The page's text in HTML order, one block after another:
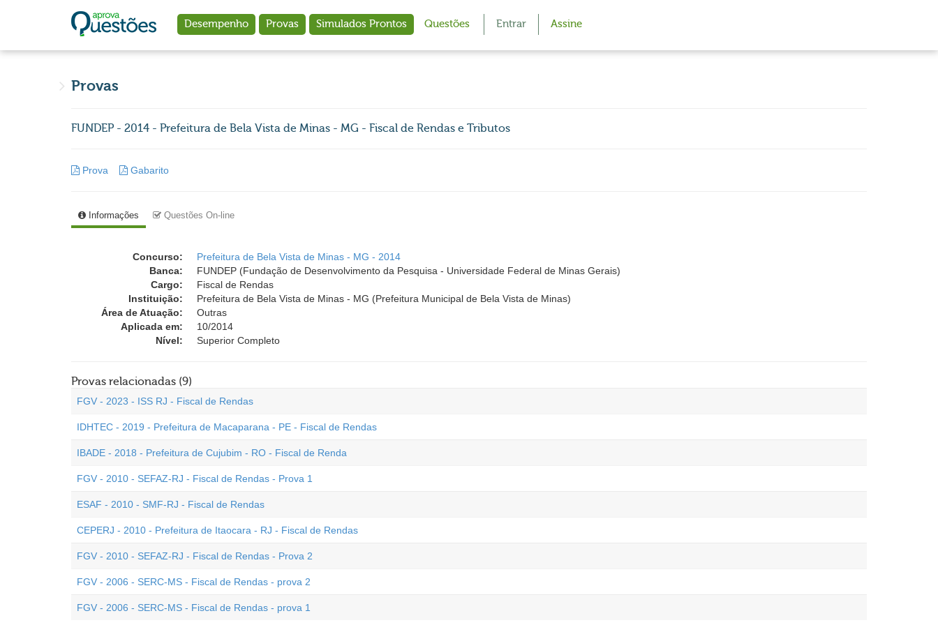
Desempenho Provas Simulados Prontos Questões Entrar Assine
Provas
FUNDEP - 2014 - Prefeitura de Bela Vista de Minas - MG - Fiscal de Rendas e Tributos
Prova Gabarito
Informações Questões On-line
Concurso:
Prefeitura de Bela Vista de Minas - MG - 2014
Banca:
FUNDEP (Fundação de Desenvolvimento da Pesquisa - Universidade Federal de Minas Gerais)
Cargo:
Fiscal de Rendas
Instituição:
Prefeitura de Bela Vista de Minas - MG (Prefeitura Municipal de Bela Vista de Minas)
Área de Atuação:
Outras
Aplicada em:
10/2014
Nível:
Superior Completo
Provas relacionadas (9)
FGV - 2023 - ISS RJ - Fiscal de Rendas
IDHTEC - 2019 - Prefeitura de Macaparana - PE - Fiscal de Rendas
IBADE - 2018 - Prefeitura de Cujubim - RO - Fiscal de Renda
FGV - 2010 - SEFAZ-RJ - Fiscal de Rendas - Prova 1
ESAF - 2010 - SMF-RJ - Fiscal de Rendas
CEPERJ - 2010 - Prefeitura de Itaocara - RJ - Fiscal de Rendas
FGV - 2010 - SEFAZ-RJ - Fiscal de Rendas - Prova 2
FGV - 2006 - SERC-MS - Fiscal de Rendas - prova 2
FGV - 2006 - SERC-MS - Fiscal de Rendas - prova 1